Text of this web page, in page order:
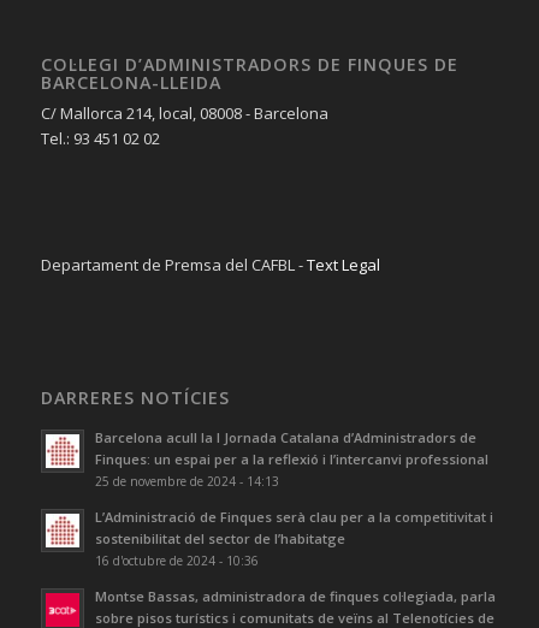
COL·LEGI D’ADMINISTRADORS DE FINQUES DE
BARCELONA-LLEIDA
C/ Mallorca 214, local, 08008 - Barcelona
Tel.: 93 451 02 02
Departament de Premsa del CAFBL -Text Legal
DARRERES NOTÍCIES
Barcelona acull la I Jornada Catalana d’Administradors de
Finques: un espai per a la reflexió i l’intercanvi professional
25 de novembre de 2024 - 14:13
L’Administració de Finques serà clau per a la competitivitat i
sostenibilitat del sector de l’habitatge
16 d'octubre de 2024 - 10:36
Montse Bassas, administradora de finques col·legiada, parla
sobre pisos turístics i comunitats de veïns al Telenotícies de